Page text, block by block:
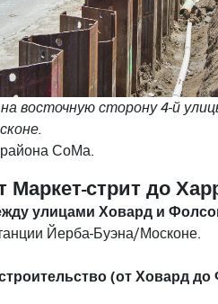
восточную сторону 4-й
СоМа.
Маркет-стрит до
улицами Ховард и
Йерба-Буэна/Москоне.
(от Ховард